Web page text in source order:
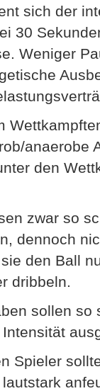
sich der
30
Weniger
anaerobe
den
zwar so
dennoch
den Ball
dribbeln.
sollen so
Spieler